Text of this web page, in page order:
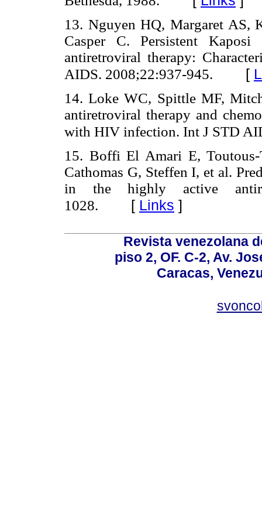
13. Nguyen HQ, Margaret AS,
Casper C. Persistent
antiretroviral therapy:
AIDS. 2008;22:937-945. [
14. Loke WC, Spittle MF,
antiretroviral therapy and
with HIV infection. Int J STD
15. Boffi El Amari E,
Cathomas G, Steffen I, et al.
in the highly active
1028. [ Links ]
Revista venezolana
piso 2, OF. C-2, Av.
Caracas,